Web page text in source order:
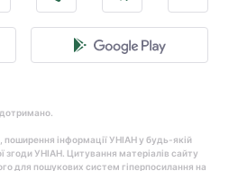
дотримано.
інформації УНІАН у будь-якій
згоди УНІАН. Цитування матеріалів сайту
для пошукових систем гіперпосилання на